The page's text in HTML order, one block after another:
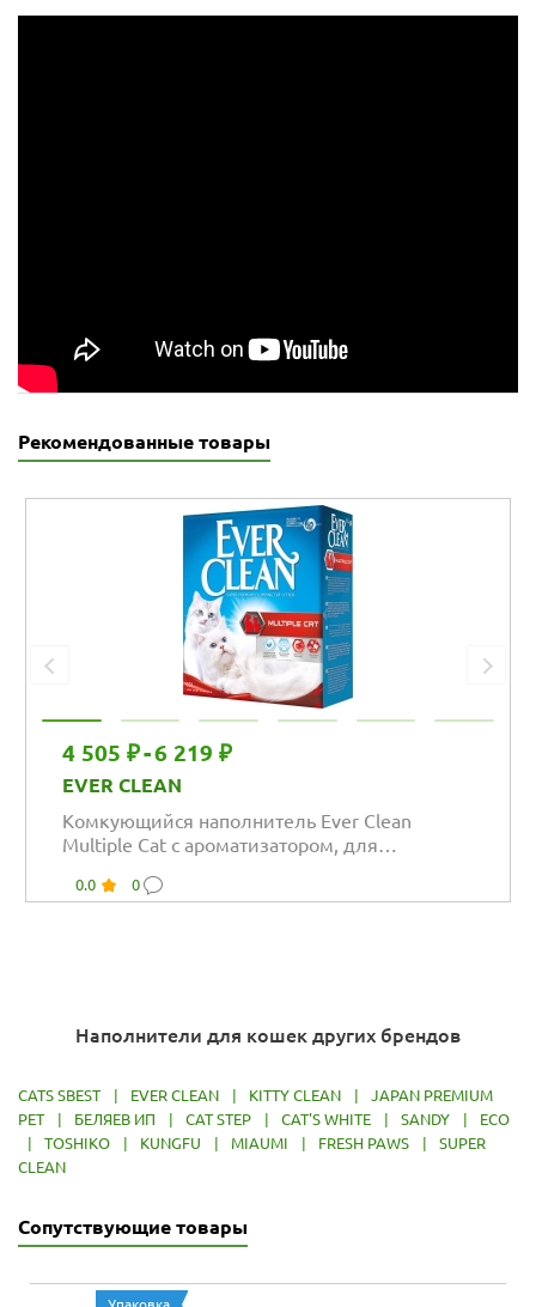
Рекомендованные товары
4 505 ₽-6 219 ₽
EVER CLEAN
Комкующийся наполнитель Ever Clean
Multiple Cat с ароматизатором, для
0.0 0
Наполнители для кошек других брендов
CATS SBEST | EVER CLEAN | KITTY CLEAN |
JAPAN PREMIUM
PET
| БЕЛЯЕВ ИП | CAT STEP | CAT'S WHITE | SANDY |
ECO
|
TOSHIKO | KUNGFU | MIAUMI | FRESH PAWS |
SUPER
CLEAN
Сопутствующие товары
Упаковка